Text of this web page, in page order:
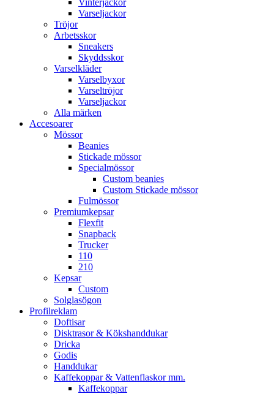
Vinterjackor
Varseljackor
Tröjor
Arbetsskor
Sneakers
Skyddsskor
Varselkläder
Varselbyxor
Varseltröjor
Varseljackor
Alla märken
Accesoarer
Mössor
Beanies
Stickade mössor
Specialmössor
Custom beanies
Custom Stickade mössor
Fulmössor
Premiumkepsar
Flexfit
Snapback
Trucker
110
210
Kepsar
Custom
Solglasögon
Profilreklam
Doftisar
Disktrasor & Kökshanddukar
Dricka
Godis
Handdukar
Kaffekoppar & Vattenflaskor mm.
Kaffekoppar